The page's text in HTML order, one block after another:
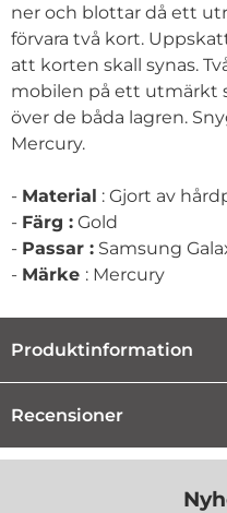
ner och blottar då ett
förvara två kort.
att korten skall synas.
mobilen på ett utmärkt
över de båda lagren.
Mercury.
- Material : Gjort av
- Färg : Gold
- Passar : Samsung
- Märke : Mercury
Produktinformation
Recensioner